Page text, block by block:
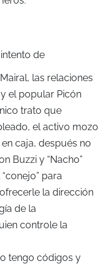
de
las relaciones
el popular Picón
trato que
el activo mozo
caja, después no
Buzzi y “Nacho”
para
la dirección
de la
controle la
tengo códigos y